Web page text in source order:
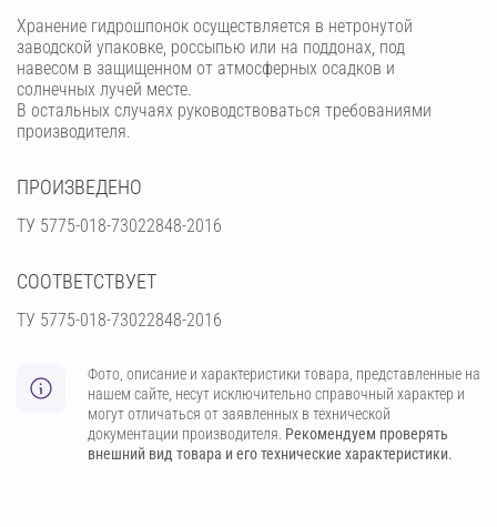
Хранение гидрошпонок осуществляется в нетронутой
заводской упаковке, россыпью или на поддонах, под
навесом в защищенном от атмосферных осадков и
солнечных лучей месте.
В остальных случаях руководствоваться требованиями
производителя.
ПРОИЗВЕДЕНО
ТУ 5775-018-73022848-2016
СООТВЕТСТВУЕТ
ТУ 5775-018-73022848-2016
Фото, описание и характеристики товара, представленные на
нашем сайте, несут исключительно справочный характер и
могут отличаться от заявленных в технической
документации производителя. Рекомендуем проверять
внешний вид товара и его технические характеристики.